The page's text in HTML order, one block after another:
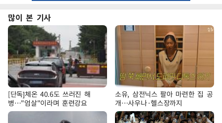
많이 본 기사
[단독]체온 40.6도 쓰러진 해
병…"엄살"이라며 훈련강요
소유, 삼전닉스 팔아 마련한 집 공
개…사우나·헬스장까지